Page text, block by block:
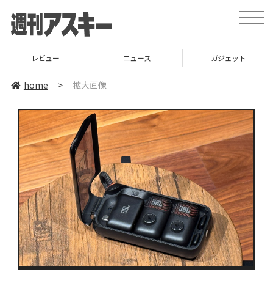
toggle
レビュー ニュース ガジェット
home > 拡大画像